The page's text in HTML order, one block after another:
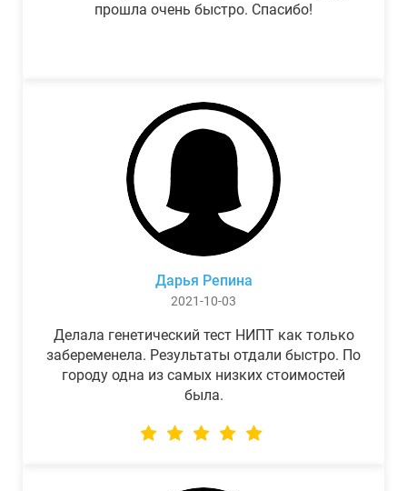
прошла очень быстро. Спасибо!
Дарья Репина
2021-10-03
Делала генетический тест НИПТ как только
забеременела. Результаты отдали быстро. По
городу одна из самых низких стоимостей
была.